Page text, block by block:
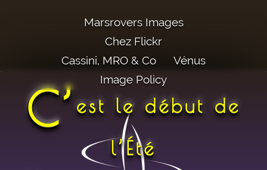
Marsrovers Images
Chez Flickr
Cassini, MRO & Co
Vénus
Image Policy
C’est le début de
l’Été